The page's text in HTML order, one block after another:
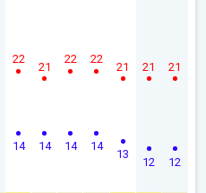
14
22
14
21
14
22
14
22
13
21
12
21
12
21